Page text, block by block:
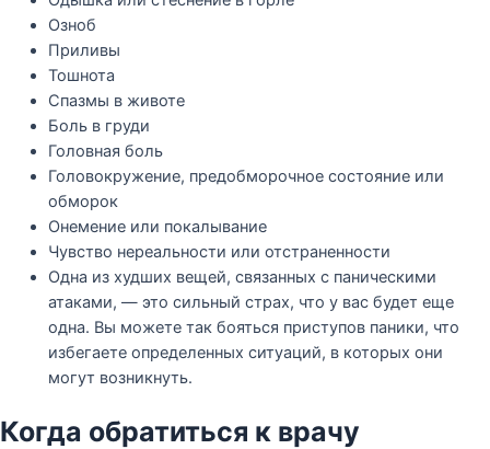
Озноб
Приливы
Тошнота
Спазмы в животе
Боль в груди
Головная боль
Головокружение, предобморочное состояние или
обморок
Онемение или покалывание
Чувство нереальности или отстраненности
Одна из худших вещей, связанных с паническими
атаками, — это сильный страх, что у вас будет еще
одна. Вы можете так бояться приступов паники, что
избегаете определенных ситуаций, в которых они
могут возникнуть.
Когда обратиться к врачу